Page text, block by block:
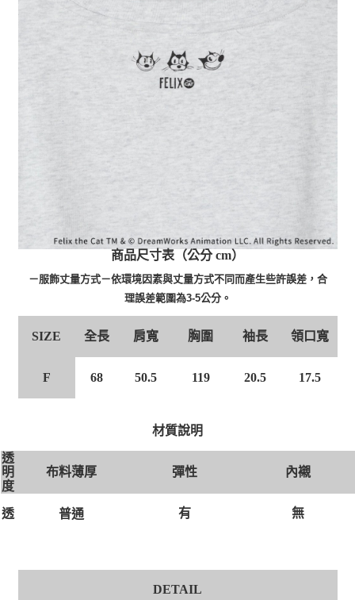
商品尺寸表（公分 cm）
－服飾丈量方式－依環境因素與丈量方式不同而產生些許誤差，合
理誤差範圍為3-5公分。
SIZE 全長 肩寬 胸圍 袖長 領口寬
F 68 50.5 119 20.5 17.5
材質說明
透
明
度
布料薄厚 彈性 內襯
透 普通 有 無
DETAIL